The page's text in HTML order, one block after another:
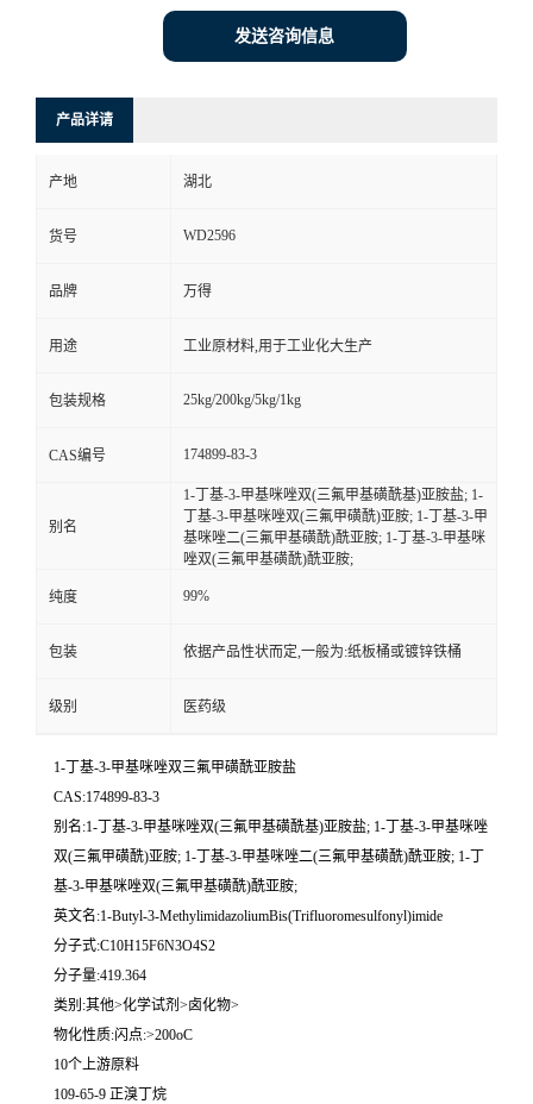
发送咨询信息
产品详请
产地 湖北
货号 WD2596
品牌 万得
用途 工业原材料,用于工业化大生产
包装规格 25kg/200kg/5kg/1kg
CAS编号 174899-83-3
别名
1-丁基-3-甲基咪唑双(三氟甲基磺酰基)亚胺盐; 1-
丁基-3-甲基咪唑双(三氟甲磺酰)亚胺; 1-丁基-3-甲
基咪唑二(三氟甲基磺酰)酰亚胺; 1-丁基-3-甲基咪
唑双(三氟甲基磺酰)酰亚胺;
纯度 99%
包装 依据产品性状而定,一般为:纸板桶或镀锌铁桶
级别 医药级
1-丁基-3-甲基咪唑双三氟甲磺酰亚胺盐
CAS:174899-83-3
别名:1-丁基-3-甲基咪唑双(三氟甲基磺酰基)亚胺盐; 1-丁基-3-甲基咪唑
双(三氟甲磺酰)亚胺; 1-丁基-3-甲基咪唑二(三氟甲基磺酰)酰亚胺; 1-丁
基-3-甲基咪唑双(三氟甲基磺酰)酰亚胺;
英文名:1-Butyl-3-MethylimidazoliumBis(Trifluoromesulfonyl)imide
分子式:C10H15F6N3O4S2
分子量:419.364
类别:其他>化学试剂>卤化物>
物化性质:闪点:>200oC
10个上游原料
109-65-9 正溴丁烷